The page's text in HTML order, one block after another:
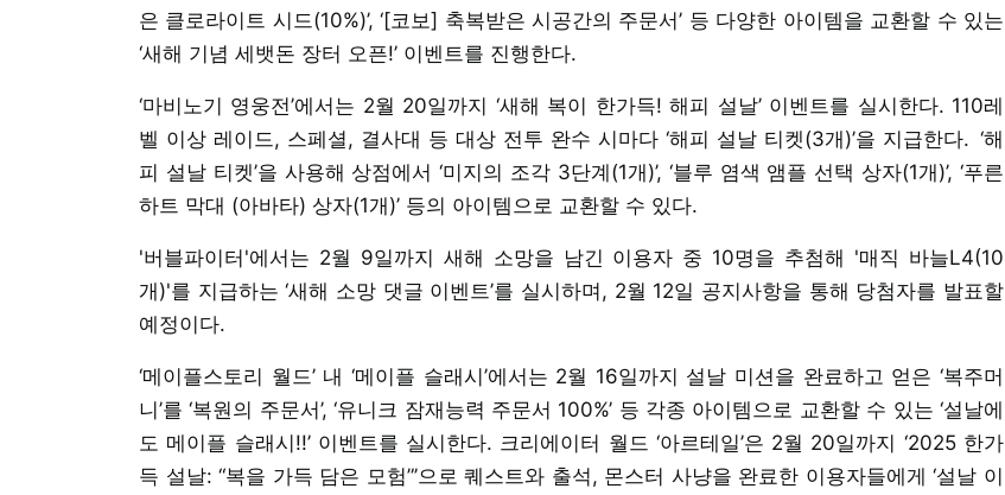
은 클로라이트 시드(10%)’, ‘[코보] 축복받은 시공간의 주문서’ 등 다양한 아이템을 교환할 수 있는
‘새해 기념 세뱃돈 장터 오픈!’ 이벤트를 진행한다.
‘마비노기 영웅전’에서는 2월 20일까지 ‘새해 복이 한가득! 해피 설날’ 이벤트를 실시한다. 110레
벨 이상 레이드, 스페셜, 결사대 등 대상 전투 완수 시마다 ‘해피 설날 티켓(3개)’을 지급한다. ‘해
피 설날 티켓’을 사용해 상점에서 ‘미지의 조각 3단계(1개)’, ‘블루 염색 앰플 선택 상자(1개)’, ‘푸른
하트 막대 (아바타) 상자(1개)’ 등의 아이템으로 교환할 수 있다.
'버블파이터'에서는 2월 9일까지 새해 소망을 남긴 이용자 중 10명을 추첨해 '매직 바늘L4(10
개)'를 지급하는 ‘새해 소망 댓글 이벤트’를 실시하며, 2월 12일 공지사항을 통해 당첨자를 발표할
예정이다.
‘메이플스토리 월드’ 내 ‘메이플 슬래시’에서는 2월 16일까지 설날 미션을 완료하고 얻은 ‘복주머
니’를 ‘복원의 주문서’, ‘유니크 잠재능력 주문서 100%’ 등 각종 아이템으로 교환할 수 있는 ‘설날에
도 메이플 슬래시!!’ 이벤트를 실시한다. 크리에이터 월드 ‘아르테일’은 2월 20일까지 ‘2025 한가
득 설날: “복을 가득 담은 모험”’으로 퀘스트와 출석, 몬스터 사냥을 완료한 이용자들에게 ‘설날 이